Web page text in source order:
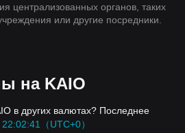
централизованных органов, таких
или другие посредники.
на KAIO
в других валютах? Последнее
（UTC+0）